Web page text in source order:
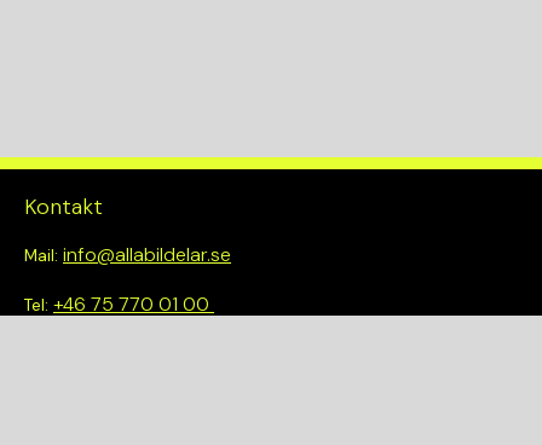
Kontakt
Mail: info@allabildelar.se
Tel: +46 75 770 01 00